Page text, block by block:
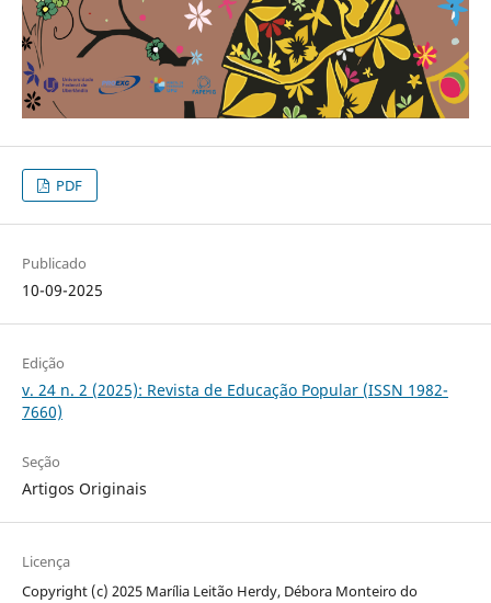
PDF
Publicado
10-09-2025
Edição
v. 24 n. 2 (2025): Revista de Educação Popular (ISSN 1982-
7660)
Seção
Artigos Originais
Licença
Copyright (c) 2025 Marília Leitão Herdy, Débora Monteiro do